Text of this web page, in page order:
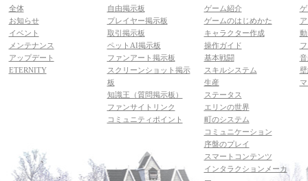
全体
お知らせ
イベント
メンテナンス
アップデート
ETERNITY
自由掲示板
プレイヤー掲示板
取引掲示板
ペットAI掲示板
ファンアート掲示板
スクリーンショット掲示
板
知識王（質問掲示板）
ファンサイトリンク
コミュニティポイント
ゲーム紹介
ゲームのはじめかた
キャラクター作成
操作ガイド
基本戦闘
スキルシステム
生産
ステータス
エリンの世界
町のシステム
コミュニケーション
序盤のプレイ
スマートコンテンツ
インタラクションメーカ